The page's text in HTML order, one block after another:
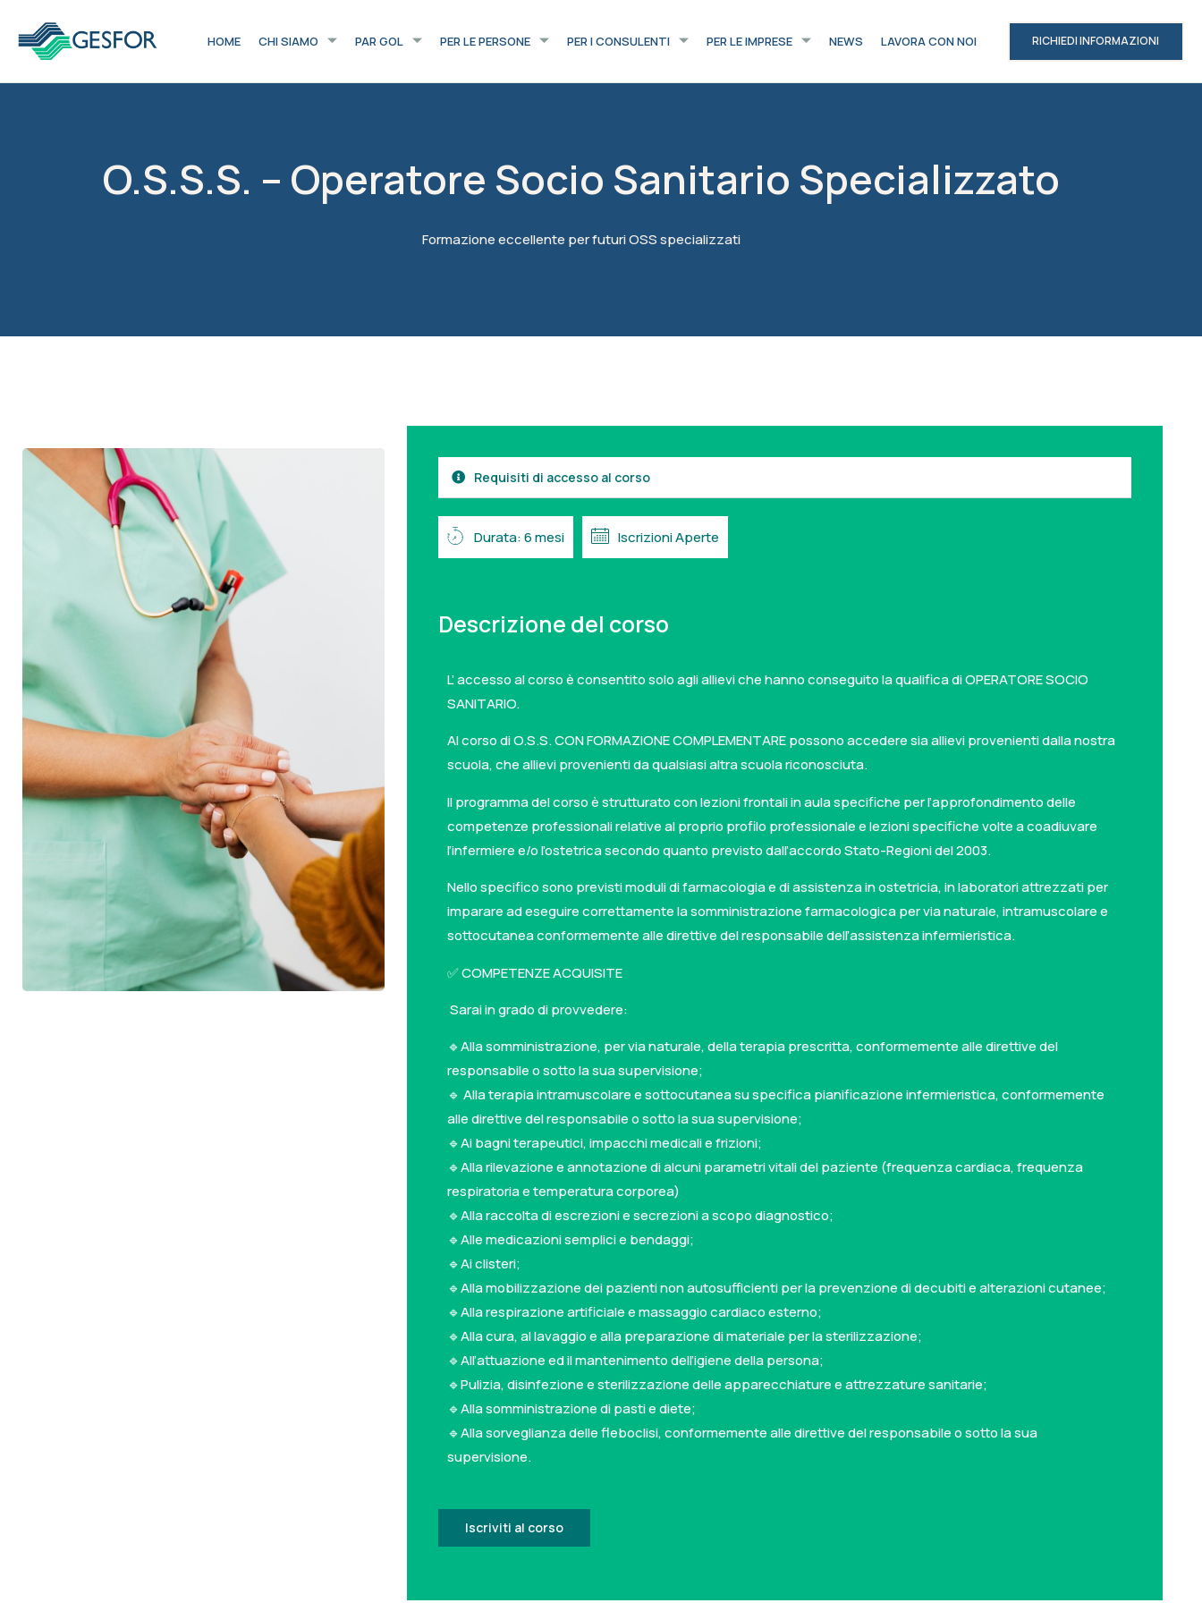
HOME CHI SIAMO PAR GOL PER LE PERSONE PER I CONSULENTI PER LE IMPRESE NEWS LAVORA CON NOI RICHIEDI INFORMAZIONI
O.S.S.S. – Operatore Socio Sanitario Specializzato
Formazione eccellente per futuri OSS specializzati
Requisiti di accesso al corso
Durata: 6 mesi Iscrizioni Aperte
Descrizione del corso
L’ accesso al corso è consentito solo agli allievi che hanno conseguito la qualifica di OPERATORE SOCIO
SANITARIO.
Al corso di O.S.S. CON FORMAZIONE COMPLEMENTARE possono accedere sia allievi provenienti dalla nostra
scuola, che allievi provenienti da qualsiasi altra scuola riconosciuta.
Il programma del corso è strutturato con lezioni frontali in aula specifiche per l’approfondimento delle
competenze professionali relative al proprio profilo professionale e lezioni specifiche volte a coadiuvare
l’infermiere e/o l’ostetrica secondo quanto previsto dall’accordo Stato-Regioni del 2003.
Nello specifico sono previsti moduli di farmacologia e di assistenza in ostetricia, in laboratori attrezzati per
imparare ad eseguire correttamente la somministrazione farmacologica per via naturale, intramuscolare e
sottocutanea conformemente alle direttive del responsabile dell’assistenza infermieristica.
✅ COMPETENZE ACQUISITE
Sarai in grado di provvedere:
🔹Alla somministrazione, per via naturale, della terapia prescritta, conformemente alle direttive del
responsabile o sotto la sua supervisione;
🔹 Alla terapia intramuscolare e sottocutanea su specifica pianificazione infermieristica, conformemente
alle direttive del responsabile o sotto la sua supervisione;
🔹Ai bagni terapeutici, impacchi medicali e frizioni;
🔹Alla rilevazione e annotazione di alcuni parametri vitali del paziente (frequenza cardiaca, frequenza
respiratoria e temperatura corporea)
🔹Alla raccolta di escrezioni e secrezioni a scopo diagnostico;
🔹Alle medicazioni semplici e bendaggi;
🔹Ai clisteri;
🔹Alla mobilizzazione dei pazienti non autosufficienti per la prevenzione di decubiti e alterazioni cutanee;
🔹Alla respirazione artificiale e massaggio cardiaco esterno;
🔹Alla cura, al lavaggio e alla preparazione di materiale per la sterilizzazione;
🔹All’attuazione ed il mantenimento dell’igiene della persona;
🔹Pulizia, disinfezione e sterilizzazione delle apparecchiature e attrezzature sanitarie;
🔹Alla somministrazione di pasti e diete;
🔹Alla sorveglianza delle fleboclisi, conformemente alle direttive del responsabile o sotto la sua
supervisione.
Iscriviti al corso